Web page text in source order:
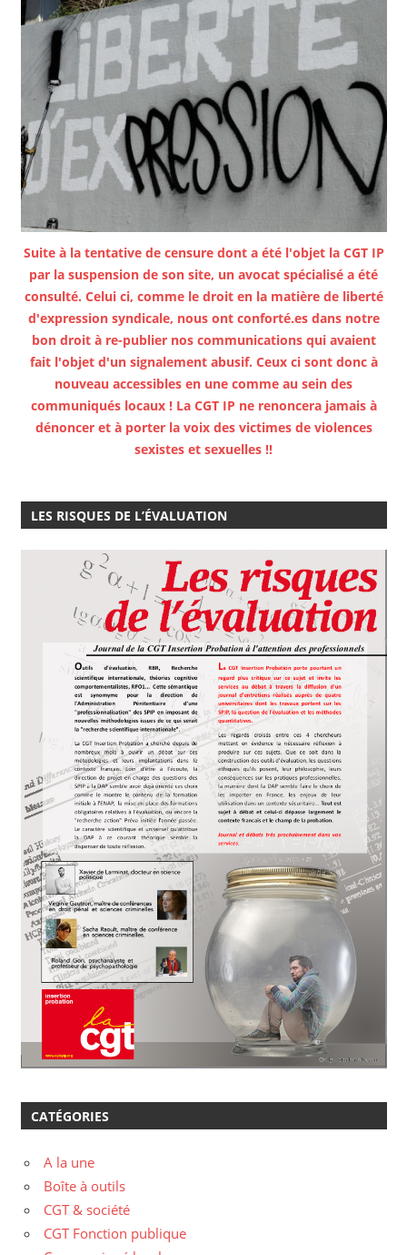
Suite à la tentative de censure dont a été l'objet la CGT IP
par la suspension de son site, un avocat spécialisé a été
consulté. Celui ci, comme le droit en la matière de liberté
d'expression syndicale, nous ont conforté.es dans notre
bon droit à re-publier nos communications qui avaient
fait l'objet d'un signalement abusif. Ceux ci sont donc à
nouveau accessibles en une comme au sein des
communiqués locaux ! La CGT IP ne renoncera jamais à
dénoncer et à porter la voix des victimes de violences
sexistes et sexuelles !!
LES RISQUES DE L’ÉVALUATION
CATÉGORIES
A la une
Boîte à outils
CGT & société
CGT Fonction publique